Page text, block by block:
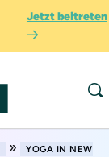
Jetzt beitreten
»
YOGA IN NEW